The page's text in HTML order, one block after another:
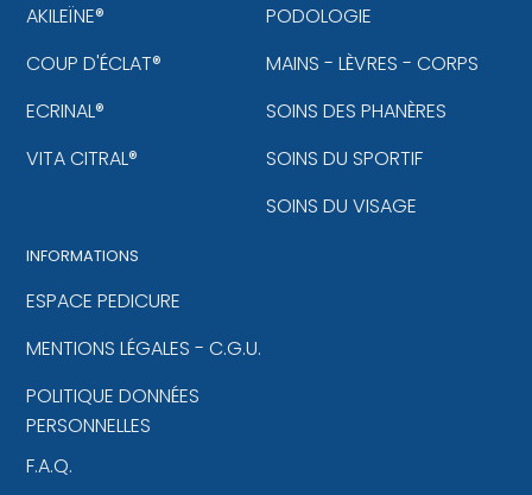
AKILEÏNE®
COUP D'ÉCLAT®
ECRINAL®
VITA CITRAL®
PODOLOGIE
MAINS - LÈVRES - CORPS
SOINS DES PHANÈRES
SOINS DU SPORTIF
SOINS DU VISAGE
INFORMATIONS
ESPACE PEDICURE
MENTIONS LÉGALES - C.G.U.
POLITIQUE DONNÉES
PERSONNELLES
F.A.Q.